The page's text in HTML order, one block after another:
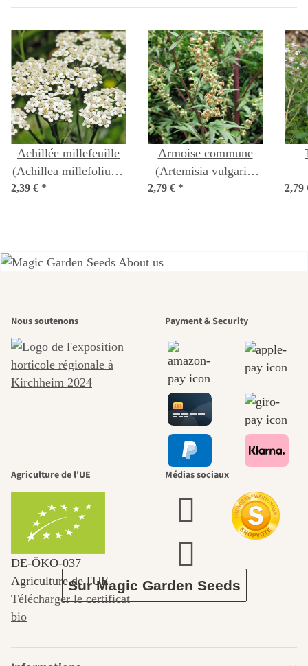
Achillée millefeuille
(Achillea millefolium)
2,39 € *
Armoise commune
(Artemisia vulgaris)
semences biologiques
2,79 € * 2,79
beaux
chemins
menant vers
nous-mêmes,
passe par le
jardin.
Sur Magic Garden Seeds
Nous soutenons Payment & Security
Agriculture de l'UE
DE‑ÖKO‑037
Agriculture de l'UE
Télécharger le certificat
bio
Médias sociaux